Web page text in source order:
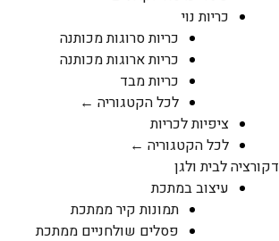
כריות נוי
כריות סרוגות מכותנה
כריות ארוגות מכותנה
כריות מבד
לכל הקטגוריה ←
ציפיות לכריות
לכל הקטגוריה ←
דקורציה לבית ולגן
עיצוב במתכת
תמונות קיר ממתכת
פסלים שולחניים ממתכת